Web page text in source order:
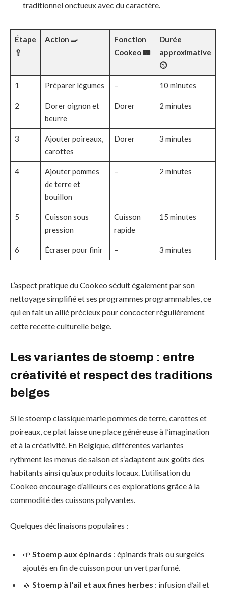
traditionnel onctueux avec du caractère.
Étape
🥄
Action 🍳
Fonction
Cookeo 📟
Durée
approximative
⏲️
1 Préparer légumes – 10 minutes
2
Dorer oignon et
beurre
Dorer 2 minutes
3
Ajouter poireaux,
carottes
Dorer 3 minutes
4
Ajouter pommes
de terre et
bouillon
– 2 minutes
5
Cuisson sous
pression
Cuisson
rapide
15 minutes
6 Écraser pour finir – 3 minutes
L’aspect pratique du Cookeo séduit également par son
nettoyage simplifié et ses programmes programmables, ce
qui en fait un allié précieux pour concocter régulièrement
cette recette culturelle belge.
Les variantes de stoemp : entre
créativité et respect des traditions
belges
Si le stoemp classique marie pommes de terre, carottes et
poireaux, ce plat laisse une place généreuse à l’imagination
et à la créativité. En Belgique, différentes variantes
rythment les menus de saison et s’adaptent aux goûts des
habitants ainsi qu’aux produits locaux. L’utilisation du
Cookeo encourage d’ailleurs ces explorations grâce à la
commodité des cuissons polyvantes.
Quelques déclinaisons populaires :
🌱 Stoemp aux épinards : épinards frais ou surgelés
ajoutés en fin de cuisson pour un vert parfumé.
🧄 Stoemp à l’ail et aux fines herbes : infusion d’ail et